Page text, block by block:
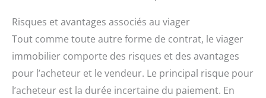
Risques et avantages associés au viager
Tout comme toute autre forme de contrat, le viager
immobilier comporte des risques et des avantages
pour l’acheteur et le vendeur. Le principal risque pour
l’acheteur est la durée incertaine du paiement. En